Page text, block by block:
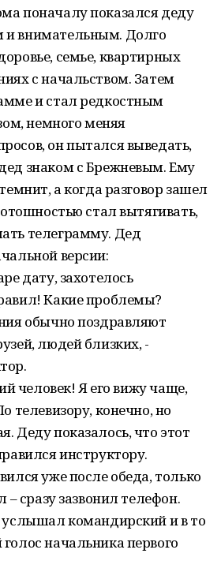
поначалу показался деду
внимательным. Долго
семье, квартирных
c начальством. Затем
и стал редкостным
немного меняя
он пытался выведать,
знаком с Брежневым. Ему
а когда разговор зашел
стал вытягивать,
телеграмму. Дед
версии:
дату, захотелось
Какие проблемы?
обычно поздравляют
людей близких, -
человек! Я его вижу чаще,
телевизору, конечно, но
Деду показалось, что этот
инструктору.
уже после обеда, только
– сразу зазвонил телефон.
услышал командирский и в то
начальника первого